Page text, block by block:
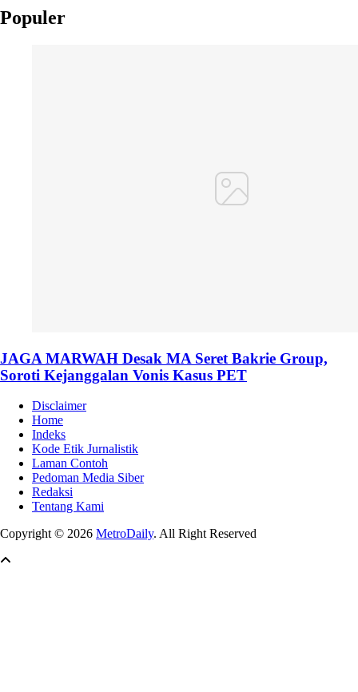
Populer
JAGA MARWAH Desak MA Seret Bakrie Group,
Soroti Kejanggalan Vonis Kasus PET
Disclaimer
Home
Indeks
Kode Etik Jurnalistik
Laman Contoh
Pedoman Media Siber
Redaksi
Tentang Kami
Copyright © 2026 MetroDaily. All Right Reserved